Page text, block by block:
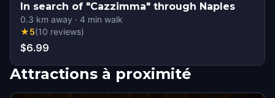
In search of "Cazzimma" through Naples
0.3 km away · 4 min walk
★5(10 reviews)
$6.99
Attractions à proximité